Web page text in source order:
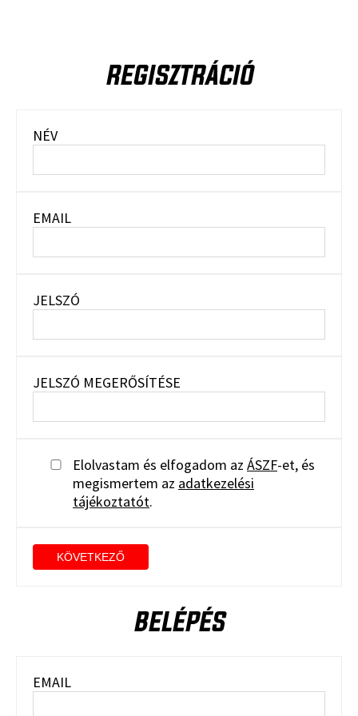
REGISZTRÁCIÓ
NÉV
EMAIL
JELSZÓ
JELSZÓ MEGERŐSÍTÉSE
Elolvastam és elfogadom az ÁSZF-et, és
megismertem az adatkezelési
tájékoztatót.
KÖVETKEZŐ
BELÉPÉS
EMAIL